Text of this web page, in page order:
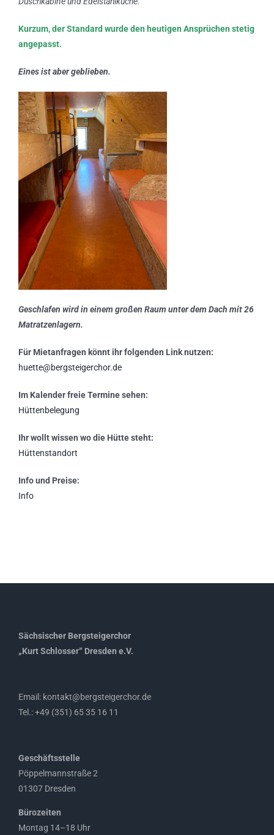
Kurzum, der Standard wurde den heutigen Ansprüchen stetig
angepasst.
Eines ist aber geblieben.
Geschlafen wirdin einem großen Raum unter dem Dach mit 26
Matratzenlagern.
Für Mietanfragen könnt ihr folgenden Link nutzen:
huette@bergsteigerchor.de
Im Kalender freie Termine sehen:
Hüttenbelegung
Ihr wollt wissen wo die Hütte steht:
Hüttenstandort
Info und Preise:
Info
Sächsischer Bergsteigerchor
„Kurt Schlosser“ Dresden e.V.
Email: kontakt@bergsteigerchor.de
Tel.: +49 (351) 65 35 16 11
Geschäftsstelle
Pöppelmannstraße 2
01307 Dresden
Bürozeiten
Montag 14–18 Uhr